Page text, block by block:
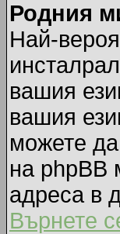
Родния
Най-
вашия
вашия
можете
на phpBB
адреса в
Върнете